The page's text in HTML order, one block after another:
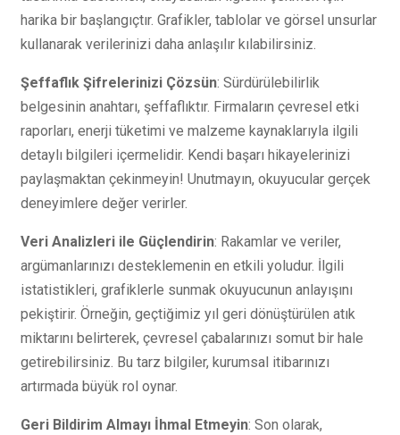
harika bir başlangıçtır. Grafikler, tablolar ve görsel unsurlar
kullanarak verilerinizi daha anlaşılır kılabilirsiniz.
Şeffaflık Şifrelerinizi Çözsün: Sürdürülebilirlik
belgesinin anahtarı, şeffaflıktır. Firmaların çevresel etki
raporları, enerji tüketimi ve malzeme kaynaklarıyla ilgili
detaylı bilgileri içermelidir. Kendi başarı hikayelerinizi
paylaşmaktan çekinmeyin! Unutmayın, okuyucular gerçek
deneyimlere değer verirler.
Veri Analizleri ile Güçlendirin: Rakamlar ve veriler,
argümanlarınızı desteklemenin en etkili yoludur. İlgili
istatistikleri, grafiklerle sunmak okuyucunun anlayışını
pekiştirir. Örneğin, geçtiğimiz yıl geri dönüştürülen atık
miktarını belirterek, çevresel çabalarınızı somut bir hale
getirebilirsiniz. Bu tarz bilgiler, kurumsal itibarınızı
artırmada büyük rol oynar.
Geri Bildirim Almayı İhmal Etmeyin: Son olarak,